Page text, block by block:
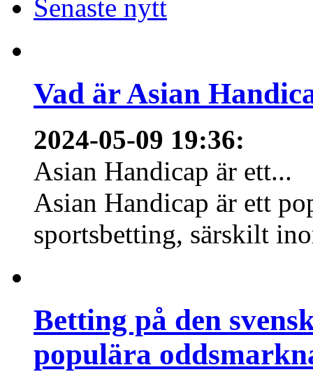
Senaste nytt
Vad är Asian
2024-05-09 19:36:
Asian Handicap är ett...
Asian Handicap är ett
sportsbetting, särskilt
Betting på den
populära